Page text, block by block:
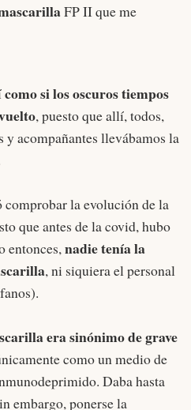
FP II que me
como si los oscuros tiempos
, puesto que allí, todos,
acompañantes llevábamos la
comprobar la evolución de la
que antes de la covid, hubo
entonces,nadie tenía la
, ni siquiera el personal
era sinónimo de grave
como un medio de
Daba hasta
embargo, ponerse la